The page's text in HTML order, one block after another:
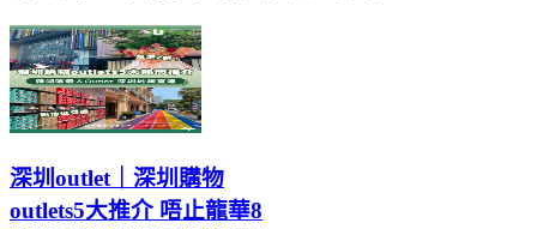
深圳outlet｜深圳購物
outlets5大推介 唔止龍華8